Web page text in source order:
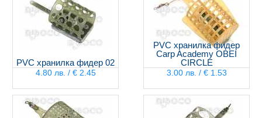
PVC хранилка фидер 02
4.80 лв. / € 2.45
PVC хранилка фидер
Carp Academy OBEI
CIRCLE
3.00 лв. / € 1.53